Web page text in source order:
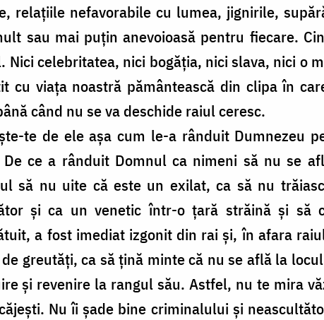
relațiile nefavorabile cu lumea, jignirile,
sau mai puțin anevoioasă pentru fiecare.
celebritatea, nici bogăția, nici slava, nici o
cu viața noastră pământească din clipa în
când nu se va deschide raiul ceresc.
te de ele așa cum le-a rânduit Dumnezeu
ce a rânduit Domnul ca nimeni să nu se
să nu uite că este un exilat, ca să nu
și ca un venetic într-o țară străină și să
a fost imediat izgonit din rai și, în afara
greutăți, ca să țină minte că nu se află la
și revenire la rangul său. Astfel, nu te mira
Nu îi șade bine criminalului și